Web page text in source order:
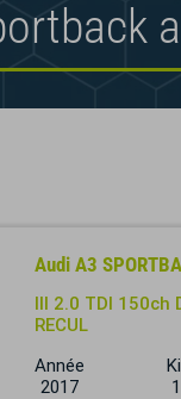
Audi A3
III 2.0 TDI 150ch
RECUL
Année
2017